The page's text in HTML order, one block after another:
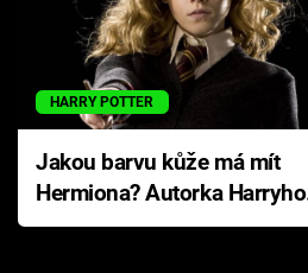
HARRY POTTER
Jakou barvu kůže má mít
Hermiona? Autorka Harryho
Pottera přišla s ráznou